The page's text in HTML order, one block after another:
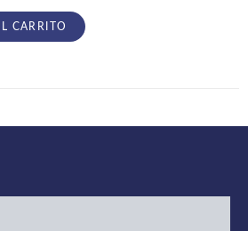
CARRITO